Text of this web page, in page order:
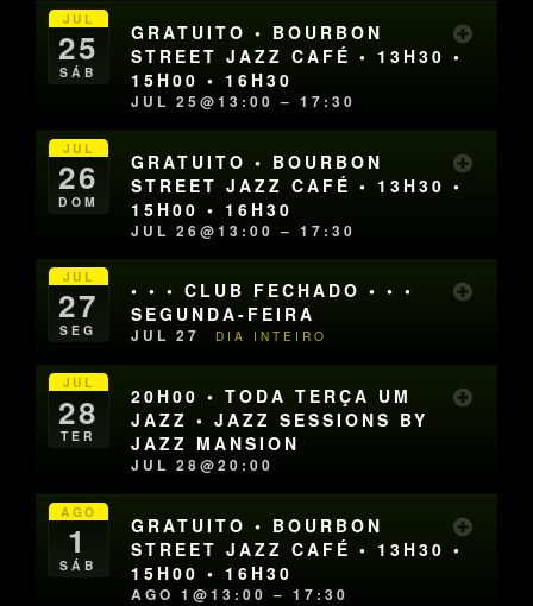
JUL
25
SÁB
GRATUITO • BOURBON
STREET JAZZ CAFÉ • 13H30 •
15H00 • 16H30
JUL 25@13:00 – 17:30
JUL
26
DOM
GRATUITO • BOURBON
STREET JAZZ CAFÉ • 13H30 •
15H00 • 16H30
JUL 26@13:00 – 17:30
JUL
27
SEG
• • • CLUB FECHADO • • •
SEGUNDA-FEIRA
JUL 27 DIA INTEIRO
JUL
28
TER
20H00 • TODA TERÇA UM
JAZZ • JAZZ SESSIONS BY
JAZZ MANSION
JUL 28@20:00
AGO
1
SÁB
GRATUITO • BOURBON
STREET JAZZ CAFÉ • 13H30 •
15H00 • 16H30
AGO 1@13:00 – 17:30